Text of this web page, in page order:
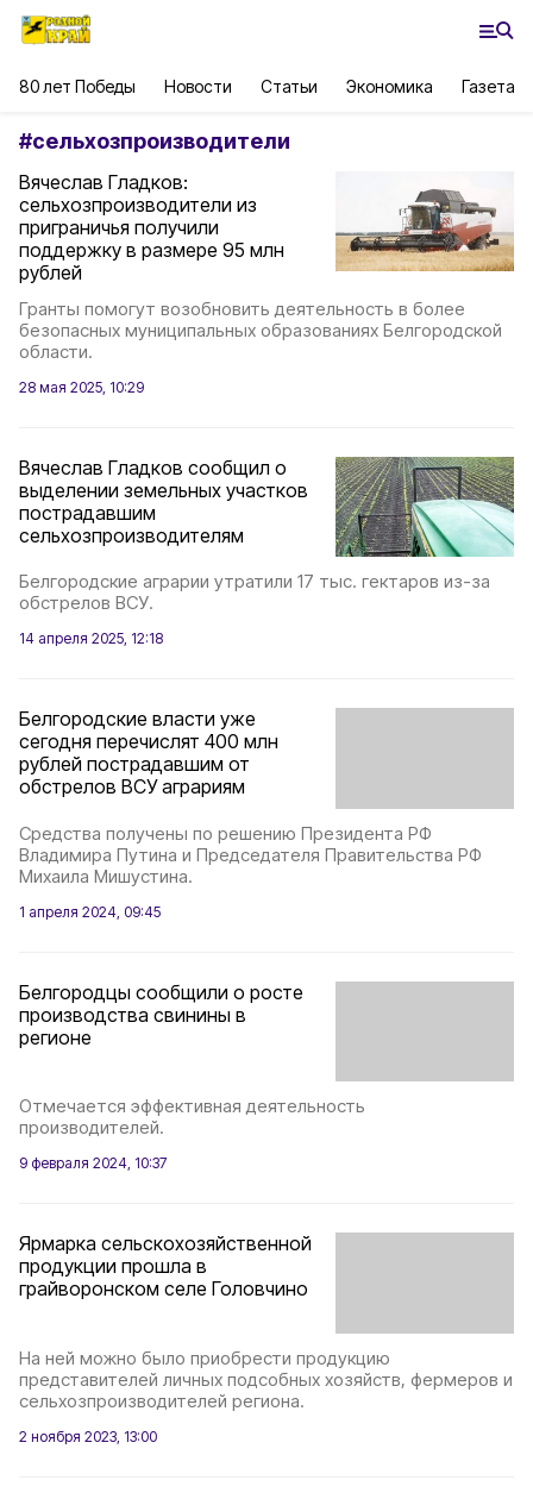
80 лет Победы Новости Статьи Экономика Газета
#сельхозпроизводители
Вячеслав Гладков:
сельхозпроизводители из
приграничья получили
поддержку в размере 95 млн
рублей
Гранты помогут возобновить деятельность в более
безопасных муниципальных образованиях Белгородской
области.
28 мая 2025, 10:29
Вячеслав Гладков сообщил о
выделении земельных участков
пострадавшим
сельхозпроизводителям
Белгородские аграрии утратили 17 тыс. гектаров из-за
обстрелов ВСУ.
14 апреля 2025, 12:18
Белгородские власти уже
сегодня перечислят 400 млн
рублей пострадавшим от
обстрелов ВСУ аграриям
Средства получены по решению Президента РФ
Владимира Путина и Председателя Правительства РФ
Михаила Мишустина.
1 апреля 2024, 09:45
Белгородцы сообщили о росте
производства свинины в
регионе
Отмечается эффективная деятельность
производителей.
9 февраля 2024, 10:37
Ярмарка сельскохозяйственной
продукции прошла в
грайворонском селе Головчино
На ней можно было приобрести продукцию
представителей личных подсобных хозяйств, фермеров и
сельхозпроизводителей региона.
2 ноября 2023, 13:00